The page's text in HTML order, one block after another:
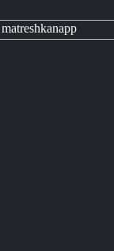
matreshkanapp